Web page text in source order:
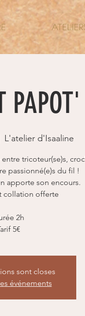
PAPOT'
L'atelier d'Isaaline
tricoteur(se)s,
passionné(e)s du fil !
apporte son encours.
collation offerte
2h
5€
sont closes
événements